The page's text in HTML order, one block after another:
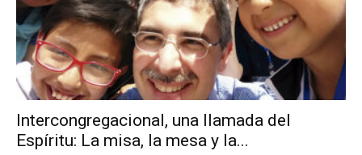
Intercongregacional, una llamada del
Espíritu: La misa, la mesa y la...